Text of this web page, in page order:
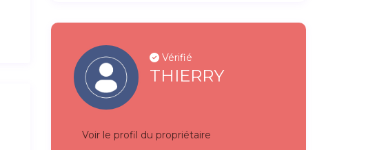
Vérifié
THIERRY
Voir le profil du propriétaire